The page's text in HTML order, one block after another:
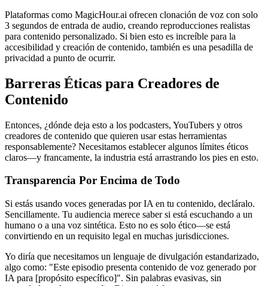
Plataformas como MagicHour.ai ofrecen clonación de voz con solo
3 segundos de entrada de audio, creando reproducciones realistas
para contenido personalizado. Si bien esto es increíble para la
accesibilidad y creación de contenido, también es una pesadilla de
privacidad a punto de ocurrir.
Barreras Éticas para Creadores de
Contenido
Entonces, ¿dónde deja esto a los podcasters, YouTubers y otros
creadores de contenido que quieren usar estas herramientas
responsablemente? Necesitamos establecer algunos límites éticos
claros—y francamente, la industria está arrastrando los pies en esto.
Transparencia Por Encima de Todo
Si estás usando voces generadas por IA en tu contenido, decláralo.
Sencillamente. Tu audiencia merece saber si está escuchando a un
humano o a una voz sintética. Esto no es solo ético—se está
convirtiendo en un requisito legal en muchas jurisdicciones.
Yo diría que necesitamos un lenguaje de divulgación estandarizado,
algo como: "Este episodio presenta contenido de voz generado por
IA para [propósito específico]". Sin palabras evasivas, sin